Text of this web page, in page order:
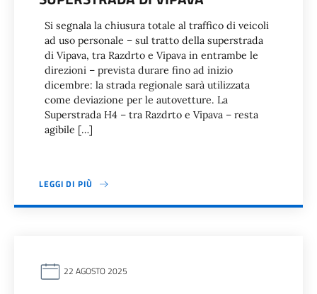
Si segnala la chiusura totale al traffico di veicoli
ad uso personale – sul tratto della superstrada
di Vipava, tra Razdrto e Vipava in entrambe le
direzioni – prevista durare fino ad inizio
dicembre: la strada regionale sarà utilizzata
come deviazione per le autovetture. La
Superstrada H4 – tra Razdrto e Vipava – resta
agibile […]
LEGGI DI PIÙ
22 AGOSTO 2025